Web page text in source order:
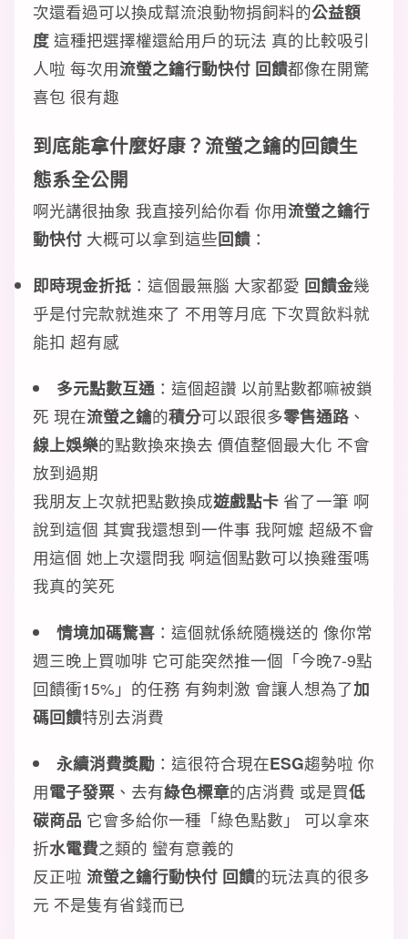
次還看過可以換成幫流浪動物捐飼料的公益額
度 這種把選擇權還給用戶的玩法 真的比較吸引
人啦 每次用流螢之鑰行動快付 回饋都像在開驚
喜包 很有趣
到底能拿什麼好康？ 流螢之鑰的回饋生
態系全公開
啊光講很抽象 我直接列給你看 你用流螢之鑰行
動快付 大概可以拿到這些回饋 ：
即時現金折抵 ：這個最無腦 大家都愛 回饋金幾
乎是付完款就進來了 不用等月底 下次買飲料就
能扣 超有感
多元點數互通：這個超讚 以前點數都嘛被鎖
死 現在流螢之鑰的積分可以跟很多零售通路 、
線上娛樂的點數換來換去 價值整個最大化 不會
放到過期
我朋友上次就把點數換成遊戲點卡 省了一筆 啊
說到這個 其實我還想到一件事 我阿嬤 超級不會
用這個 她上次還問我 啊這個點數可以換雞蛋嗎
我真的笑死
情境加碼驚喜：這個就係統隨機送的 像你常
週三晚上買咖啡 它可能突然推一個「今晚7-9點
回饋衝15%」的任務 有夠刺激 會讓人想為了加
碼回饋特別去消費
永續消費獎勵：這很符合現在ESG趨勢啦 你
用電子發票 、去有綠色標章的店消費 或是買低
碳商品 它會多給你一種「綠色點數」 可以拿來
折水電費之類的 蠻有意義的
反正啦 流螢之鑰行動快付 回饋的玩法真的很多
元 不是隻有省錢而已